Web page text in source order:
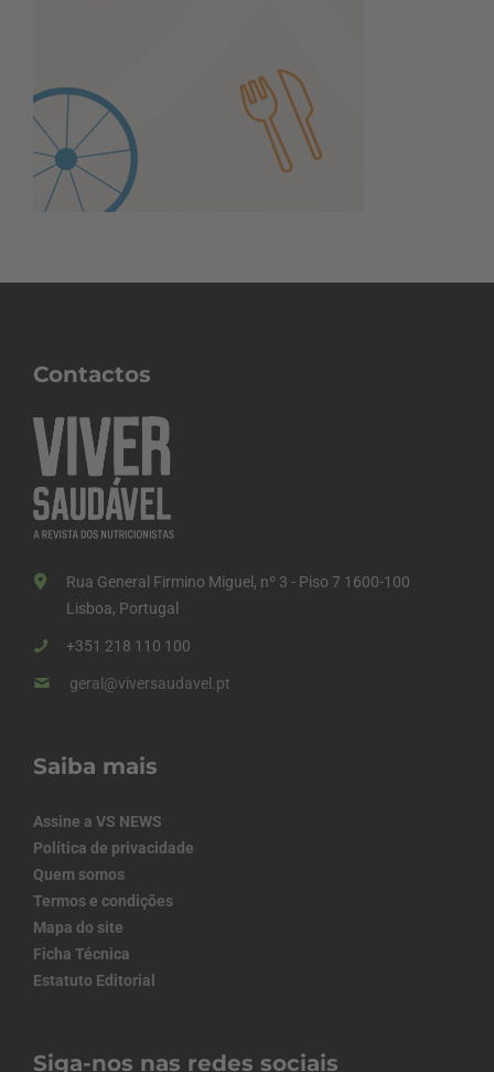
Contactos
Rua General Firmino Miguel, nº 3 - Piso 7 1600-100
Lisboa, Portugal
+351 218 110 100
geral@viversaudavel.pt
Saiba mais
Assine a VS NEWS
Política de privacidade
Quem somos
Termos e condições
Mapa do site
Ficha Técnica
Estatuto Editorial
Siga-nos nas redes sociais